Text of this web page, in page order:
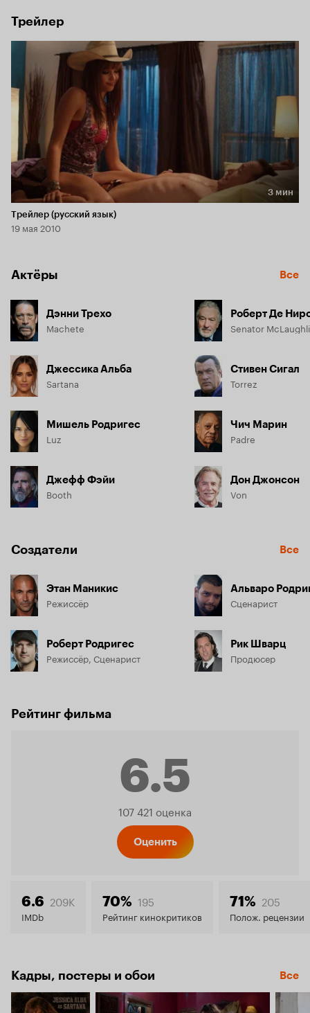
Трейлер
Длительность 3 мин
3 мин
Трейлер (русский язык)
19 мая 2010
Актёры Все
Дэнни Трехо
Machete
Джессика Альба
Sartana
Мишель Родригес
Luz
Джефф Фэйи
Booth
Роберт Де
Senator
Стивен Сигал
Torrez
Чич Марин
Padre
Дон Джонсон
Von
Создатели Все
Этан Маникис
Режиссёр
Роберт Родригес
Режиссёр, Сценарист
Альваро
Сценарист
Рик Шварц
Продюсер
Рейтинг фильма
6.5
Рейтинг
6.5
107 421 оценка
Оценить
6.6 209K
IMDb
70% 195
Рейтинг кинокритиков
71% 205
Полож. рецензии
Кадры, постеры и обои Все